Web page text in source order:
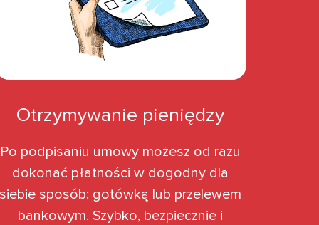
Otrzymywanie pieniędzy
Po podpisaniu umowy możesz od razu
dokonać płatności w dogodny dla
siebie sposób: gotówką lub przelewem
bankowym. Szybko, bezpiecznie i